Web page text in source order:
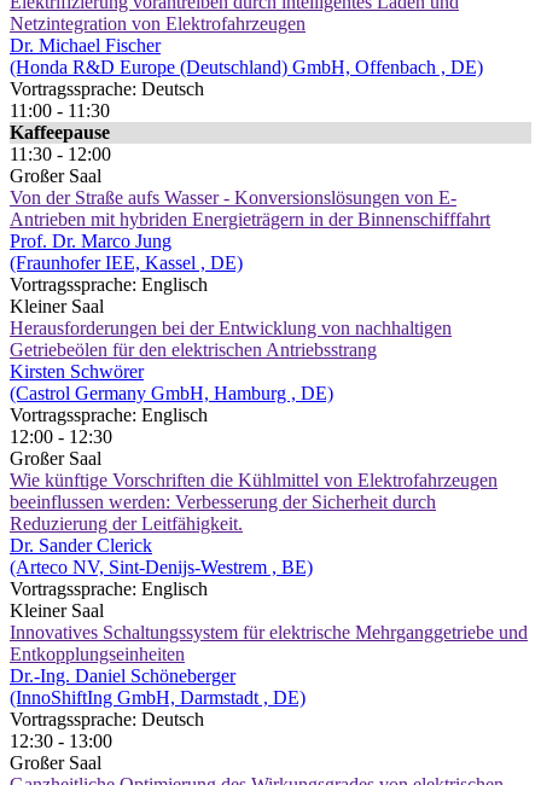
Netzintegration von Elektrofahrzeugen
Dr. Michael Fischer
(Honda R&D Europe (Deutschland) GmbH, Offenbach , DE)
Vortragssprache: Deutsch
11:00 - 11:30
Kaffeepause
11:30 - 12:00
Großer Saal
Von der Straße aufs Wasser - Konversionslösungen von E-
Antrieben mit hybriden Energieträgern in der Binnenschifffahrt
Prof. Dr. Marco Jung
(Fraunhofer IEE, Kassel , DE)
Vortragssprache: Englisch
Kleiner Saal
Herausforderungen bei der Entwicklung von nachhaltigen
Getriebeölen für den elektrischen Antriebsstrang
Kirsten Schwörer
(Castrol Germany GmbH, Hamburg , DE)
Vortragssprache: Englisch
12:00 - 12:30
Großer Saal
Wie künftige Vorschriften die Kühlmittel von Elektrofahrzeugen
beeinflussen werden: Verbesserung der Sicherheit durch
Reduzierung der Leitfähigkeit.
Dr. Sander Clerick
(Arteco NV, Sint-Denijs-Westrem , BE)
Vortragssprache: Englisch
Kleiner Saal
Innovatives Schaltungssystem für elektrische Mehrganggetriebe und
Entkopplungseinheiten
Dr.-Ing. Daniel Schöneberger
(InnoShiftIng GmbH, Darmstadt , DE)
Vortragssprache: Deutsch
12:30 - 13:00
Großer Saal